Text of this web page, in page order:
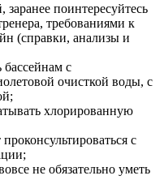
заранее поинтересуйтесь
требованиями к
(справки, анализы и
бассейнам с
очисткой воды, с
хлорированную
с
не обязательно уметь